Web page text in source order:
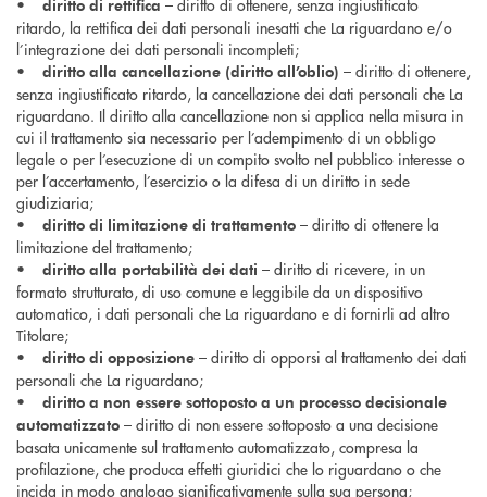
• diritto di rettifica – diritto di ottenere, senza ingiustificato
ritardo, la rettifica dei dati personali inesatti che La riguardano e/o
l’integrazione dei dati personali incompleti;
• diritto alla cancellazione (diritto all’oblio) – diritto di ottenere,
senza ingiustificato ritardo, la cancellazione dei dati personali che La
riguardano. Il diritto alla cancellazione non si applica nella misura in
cui il trattamento sia necessario per l’adempimento di un obbligo
legale o per l’esecuzione di un compito svolto nel pubblico interesse o
per l’accertamento, l’esercizio o la difesa di un diritto in sede
giudiziaria;
• diritto di limitazione di trattamento – diritto di ottenere la
limitazione del trattamento;
• diritto alla portabilità dei dati – diritto di ricevere, in un
formato strutturato, di uso comune e leggibile da un dispositivo
automatico, i dati personali che La riguardano e di fornirli ad altro
Titolare;
• diritto di opposizione – diritto di opporsi al trattamento dei dati
personali che La riguardano;
• diritto a non essere sottoposto a un processo decisionale
automatizzato – diritto di non essere sottoposto a una decisione
basata unicamente sul trattamento automatizzato, compresa la
profilazione, che produca effetti giuridici che lo riguardano o che
incida in modo analogo significativamente sulla sua persona;